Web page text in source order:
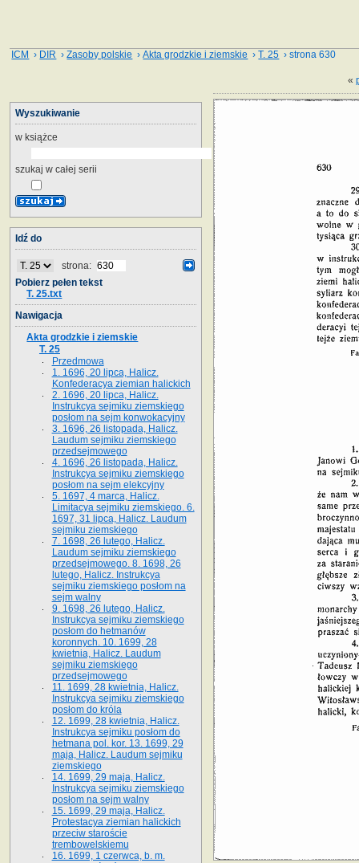
ICM › DIR ›Zasoby polskie ›Akta grodzkie i ziemskie ›T. 25 › strona 630
«
Wyszukiwanie
w książce
szukaj w całej serii
Idź do
strona:
Pobierz pełen tekst
T. 25.txt
Nawigacja
Akta grodzkie i ziemskie
T. 25
Przedmowa
1. 1696, 20 lipca, Halicz.
Konfederacya ziemian halickich
2. 1696, 20 lipca, Halicz.
Instrukcya sejmiku ziemskiego
posłom na sejm konwokacyjny
3. 1696, 26 listopada, Halicz.
Laudum sejmiku ziemskiego
przedsejmowego
4. 1696, 26 listopada, Halicz.
Instrukcya sejmiku ziemskiego
posłom na sejm elekcyjny
5. 1697, 4 marca, Halicz.
Limitacya sejmiku ziemskiego. 6.
1697, 31 lipca, Halicz. Laudum
sejmiku ziemskiego
7. 1698, 26 lutego, Halicz.
Laudum sejmiku ziemskiego
przedsejmowego. 8. 1698, 26
lutego, Halicz. Instrukcya
sejmiku ziemskiego posłom na
sejm walny
9. 1698, 26 lutego, Halicz.
Instrukcya sejmiku ziemskiego
posłom do hetmanów
koronnych. 10. 1699, 28
kwietnia, Halicz. Laudum
sejmiku ziemskiego
przedsejmowego
11. 1699, 28 kwietnia, Halicz.
Instrukcya sejmiku ziemskiego
posłom do króla
12. 1699, 28 kwietnia, Halicz.
Instrukcya sejmiku posłom do
hetmana pol. kor. 13. 1699, 29
maja, Halicz. Laudum sejmiku
ziemskiego
14. 1699, 29 maja, Halicz.
Instrukcya sejmiku ziemskiego
posłom na sejm walny
15. 1699, 29 maja, Halicz.
Protestacya ziemian halickich
przeciw staroście
trembowelskiemu
16. 1699, 1 czerwca, b. m.